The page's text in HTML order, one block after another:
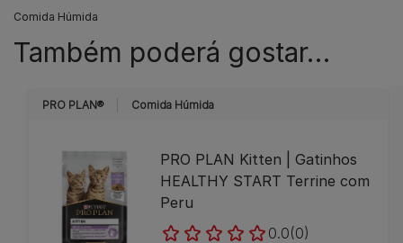
Comida Húmida
Também poderá gostar…
PRO PLAN® Comida Húmida
PRO PLAN Kitten | Gatinhos
HEALTHY START Terrine com
Peru
0.0(0)